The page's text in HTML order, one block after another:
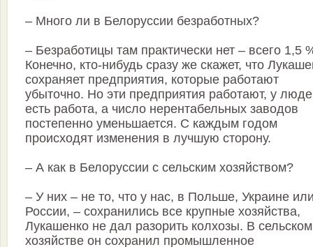
– Много ли в Белоруссии безработных?
– Безработицы там практически нет – всего 1,5
Конечно, кто-нибудь сразу же скажет, что
сохраняет предприятия, которые работают
убыточно. Но эти предприятия работают, у
есть работа, а число нерентабельных заводов
постепенно уменьшается. С каждым годом
происходят изменения в лучшую сторону.
– А как в Белоруссии с сельским хозяйством?
– У них – не то, что у нас, в Польше, Украине
России, – сохранились все крупные хозяйства,
Лукашенко не дал разорить колхозы. В сельском
хозяйстве он сохранил промышленное